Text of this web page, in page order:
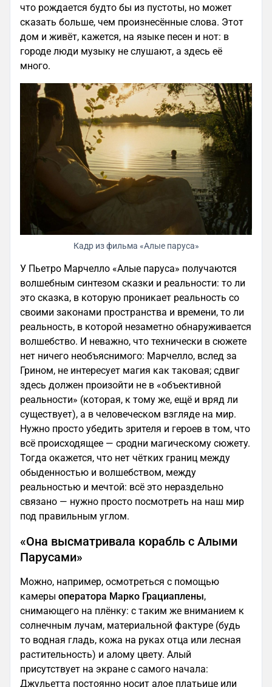
что рождается будто бы из пустоты, но может
сказать больше, чем произнесённые слова. Этот
дом и живёт, кажется, на языке песен и нот: в
городе люди музыку не слушают, а здесь её
много.
Кадр из фильма «Алые паруса»
У Пьетро Марчелло «Алые паруса» получаются
волшебным синтезом сказки и реальности: то ли
это сказка, в которую проникает реальность со
своими законами пространства и времени, то ли
реальность, в которой незаметно обнаруживается
волшебство. И неважно, что технически в сюжете
нет ничего необъяснимого: Марчелло, вслед за
Грином, не интересует магия как таковая; сдвиг
здесь должен произойти не в «объективной
реальности» (которая, к тому же, ещё и вряд ли
существует), а в человеческом взгляде на мир.
Нужно просто убедить зрителя и героев в том, что
всё происходящее — сродни магическому сюжету.
Тогда окажется, что нет чётких границ между
обыденностью и волшебством, между
реальностью и мечтой: всё это нераздельно
связано — нужно просто посмотреть на наш мир
под правильным углом.
«Она высматривала корабль с Алыми
Парусами»
Можно, например, осмотреться с помощью
камеры оператора Марко Грациаплены,
снимающего на плёнку: с таким же вниманием к
солнечным лучам, материальной фактуре (будь
то водная гладь, кожа на руках отца или лесная
растительность) и алому цвету. Алый
присутствует на экране с самого начала:
Джульетта постоянно носит алое платьице или